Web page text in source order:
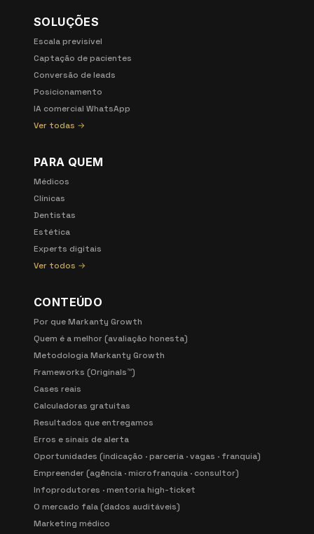
SOLUÇÕES
Escala previsível
Captação de pacientes
Conversão de leads
Posicionamento
IA comercial WhatsApp
Ver todas →
PARA QUEM
Médicos
Clínicas
Dentistas
Estética
Experts digitais
Ver todos →
CONTEÚDO
Por que Markanty Growth
Quem é a melhor (avaliação honesta)
Metodologia Markanty Growth
Frameworks (Originals™)
Cases reais
Calculadoras gratuitas
Resultados que entregamos
Erros e sinais de alerta
Oportunidades (indicação · parceria · vagas · franquia)
Empreender (agência · microfranquia · consultor)
Infoprodutores · mentoria high-ticket
O mercado fala (dados auditáveis)
Marketing médico